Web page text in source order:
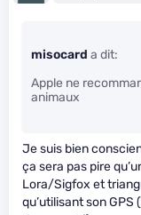
misocard a dit:
Apple ne
animaux
Je suis bien
ça sera pas pire
Lora/Sigfox et
qu’utilisant son